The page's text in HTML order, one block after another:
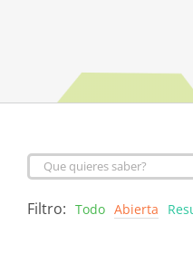
Filtro: Todo Abierta